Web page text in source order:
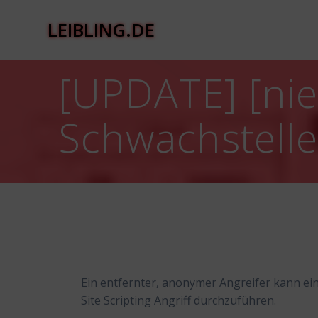
LEIBLING.DE
[UPDATE]
Ein entfernter, anonymer Angreifer kann
Site Scripting Angriff durchzuführen.